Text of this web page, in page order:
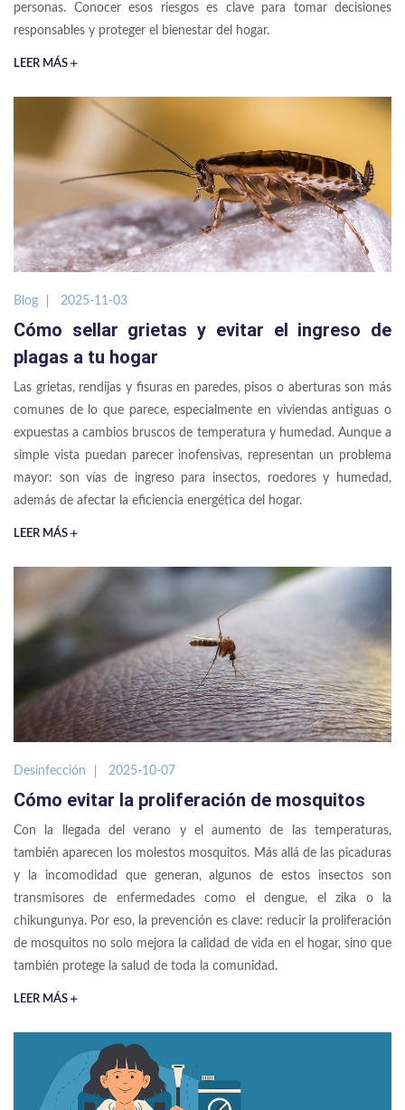
personas. Conocer esos riesgos es clave para tomar decisiones
responsables y proteger el bienestar del hogar.
LEER MÁS
Blog 2025-11-03
Cómo sellar grietas y evitar el ingreso de
plagas a tu hogar
Las grietas, rendijas y fisuras en paredes, pisos o aberturas son más
comunes de lo que parece, especialmente en viviendas antiguas o
expuestas a cambios bruscos de temperatura y humedad. Aunque a
simple vista puedan parecer inofensivas, representan un problema
mayor: son vías de ingreso para insectos, roedores y humedad,
además de afectar la eficiencia energética del hogar.
LEER MÁS
Desinfección 2025-10-07
Cómo evitar la proliferación de mosquitos
Con la llegada del verano y el aumento de las temperaturas,
también aparecen los molestos mosquitos. Más allá de las picaduras
y la incomodidad que generan, algunos de estos insectos son
transmisores de enfermedades como el dengue, el zika o la
chikungunya. Por eso, la prevención es clave: reducir la proliferación
de mosquitos no solo mejora la calidad de vida en el hogar, sino que
también protege la salud de toda la comunidad.
LEER MÁS